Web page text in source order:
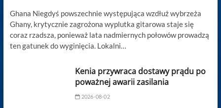
Ghana Niegdyś powszechnie występująca wzdłuż wybrzeża
Ghany, krytycznie zagrożona wyplutka gitarowa staje się
coraz rzadsza, ponieważ lata nadmiernych połowów prowadzą
ten gatunek do wyginięcia. Lokalni…
Kenia przywraca dostawy prądu po
poważnej awarii zasilania
2026-08-02